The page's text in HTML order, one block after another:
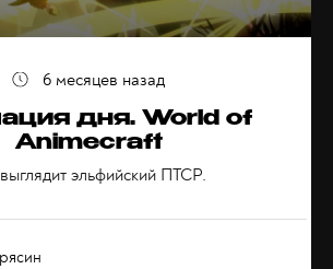
дня. World of
Animecraft
эльфийский ПТСР.
6 месяцев назад